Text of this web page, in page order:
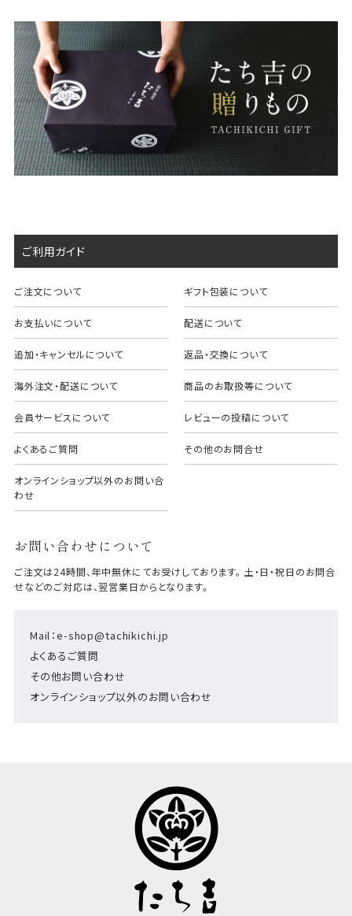
ご利用ガイド
ご注文について ギフト包装について
お支払いについて 配送について
追加・キャンセルについて 返品・交換について
海外注文・配送について 商品のお取扱等について
会員サービスについて レビューの投稿について
よくあるご質問 その他のお問合せ
オンラインショップ以外のお問い合
わせ
お問い合わせについて
Mail：e-shop@tachikichi.jp
よくあるご質問
その他お問い合わせ
オンラインショップ以外のお問い合わせ
ご注文は24時間、年中無休にてお受けしております。 土・日・祝日のお問合
せなどのご対応は、翌営業日からとなります。